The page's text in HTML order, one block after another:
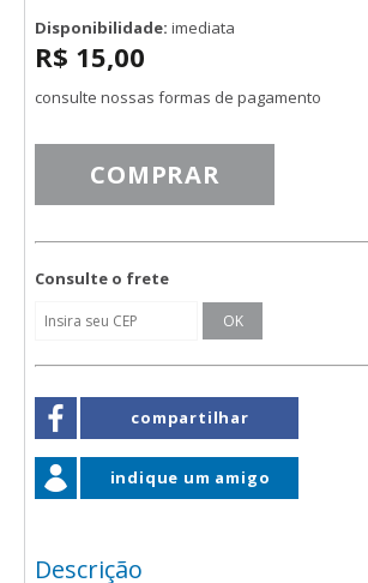
Disponibilidade: imediata
R$ 15,00
consulte nossas formas de pagamento
COMPRAR
Consulte o frete
compartilhar
indique um amigo
Descrição